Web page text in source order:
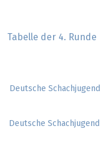
Deutsche Schachjugend
Tabelle der 4. Runde
Deutsche Schachjugend